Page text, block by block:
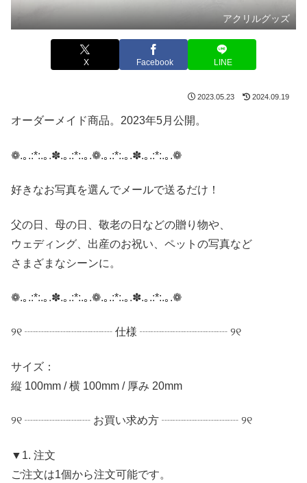
アクリルグッズ
X Facebook LINE
2023.05.23 2024.09.19
オーダーメイド商品。2023年5月公開。
❁.｡.:*:.｡.✽.｡.:*:.｡.❁.｡.:*:.｡.✽.｡.:*:.｡.❁
好きなお写真を選んでメールで送るだけ！
父の日、母の日、敬老の日などの贈り物や、
ウェディング、出産のお祝い、ペットの写真など
さまざまなシーンに。
❁.｡.:*:.｡.✽.｡.:*:.｡.❁.｡.:*:.｡.✽.｡.:*:.｡.❁
୨୧ ┈┈┈┈┈┈┈┈ 仕様 ┈┈┈┈┈┈┈┈ ୨୧
サイズ：
縦 100mm / 横 100mm / 厚み 20mm
୨୧ ┈┈┈┈┈┈ お買い求め方 ┈┈┈┈┈┈┈ ୨୧
▼1. 注文
ご注文は1個から注文可能です。